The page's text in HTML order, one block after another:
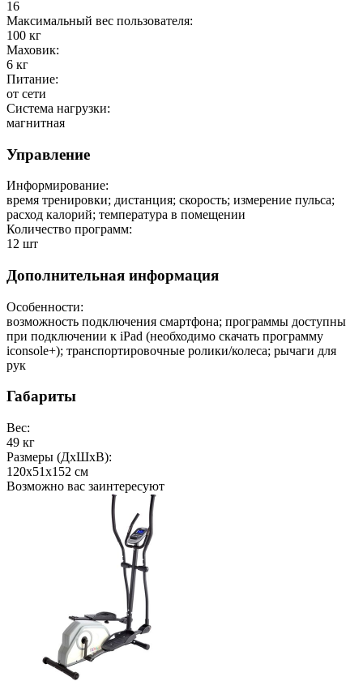
16
Максимальный вес пользователя:
100 кг
Маховик:
6 кг
Питание:
от сети
Система нагрузки:
магнитная
Управление
Информирование:
время тренировки; дистанция; скорость; измерение пульса;
расход калорий; температура в помещении
Количество программ:
12 шт
Дополнительная информация
Особенности:
возможность подключения смартфона; программы доступны
при подключении к iPad (необходимо скачать программу
iconsole+); транспортировочные ролики/колеса; рычаги для
рук
Габариты
Вес:
49 кг
Размеры (ДxШxВ):
120x51x152 см
Возможно вас заинтересуют